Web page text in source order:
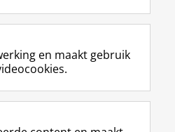
F
a
e
b
o
p
L
i
k
e
I
-
R
S
-
f
e
R
I
n
t
r
m
Y
o
T
e
k
en maakt gebruik